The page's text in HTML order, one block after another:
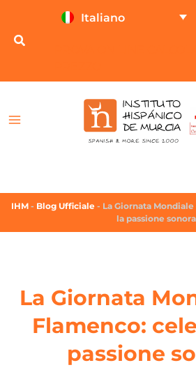
Italiano
IHM - Blog Ufficiale - La Giornata
la passione sonora
La Giornata
Flamenco:
passione